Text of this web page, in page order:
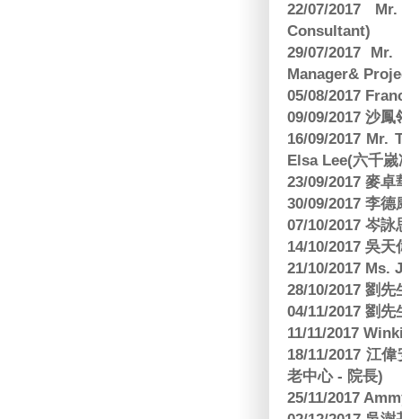
22/07/2017
Consultant)
29/07/2017
Manager&
05/08/2017
09/09/2017 沙
16/09/2017 Mr.
Elsa Lee(六千
23/09/2017 麥
30/09/2017 李
07/10/2017 岑
14/10/2017 吳
21/10/2017 Ms.
28/10/2017 劉
04/11/2017 劉
11/11/2017
18/11/2017 江
老中心 - 院長)
25/11/2017